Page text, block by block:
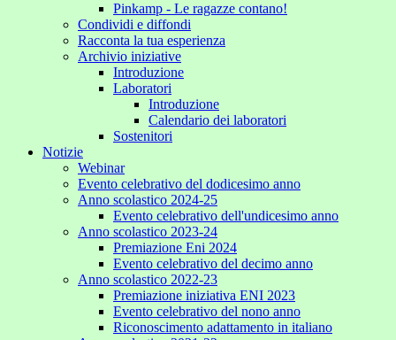
Pinkamp - Le ragazze contano!
Condividi e diffondi
Racconta la tua esperienza
Archivio iniziative
Introduzione
Laboratori
Introduzione
Calendario dei laboratori
Sostenitori
Notizie
Webinar
Evento celebrativo del dodicesimo anno
Anno scolastico 2024-25
Evento celebrativo dell'undicesimo anno
Anno scolastico 2023-24
Premiazione Eni 2024
Evento celebrativo del decimo anno
Anno scolastico 2022-23
Premiazione iniziativa ENI 2023
Evento celebrativo del nono anno
Riconoscimento adattamento in italiano